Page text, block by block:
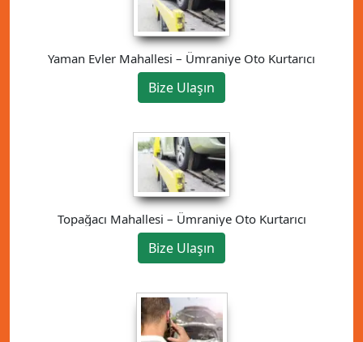
Yaman Evler Mahallesi – Ümraniye Oto Kurtarıcı
Bize Ulaşın
Topağacı Mahallesi – Ümraniye Oto Kurtarıcı
Bize Ulaşın